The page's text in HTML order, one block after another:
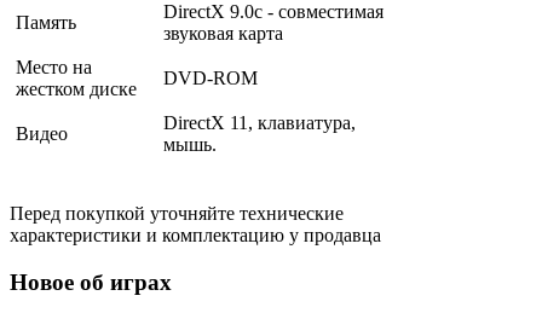
Память
DirectX 9.0c - совместимая
звуковая карта
Место на
жестком диске
DVD-ROM
Видео
DirectX 11, клавиатура,
мышь.
Перед покупкой уточняйте технические
характеристики и комплектацию у продавца
Новое об играх